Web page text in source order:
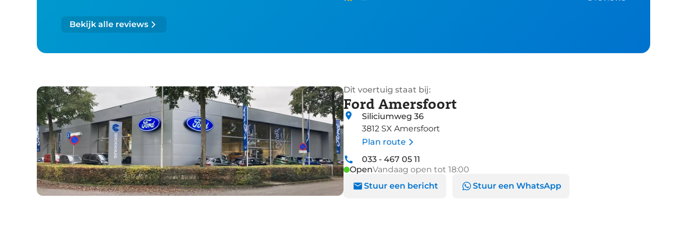
Bekijk alle reviews
Dit voertuig staat bij:
Ford Amersfoort
Siliciumweg 36
3812 SX Amersfoort
Plan route
033 - 467 05 11
OpenVandaag open tot 18:00
Stuur een bericht
Stuur een WhatsApp